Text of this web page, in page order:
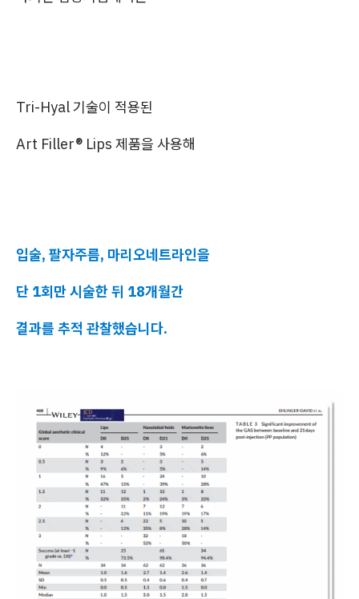
Tri-Hyal 기술이 적용된
Art Filler® Lips 제품을 사용해
입술, 팔자주름, 마리오네트라인을
단 1회만 시술한 뒤 18개월간
결과를 추적 관찰했습니다.